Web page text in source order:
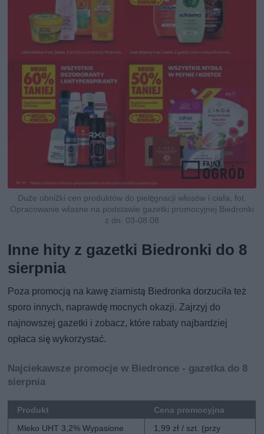
Duże obniżki cen produktów do pielęgnacji włosów i ciała, fot.
Opracowanie własne na podstawie gazetki promocyjnej Biedronki
z dn. 03-08.08
Inne hity z gazetki Biedronki do 8
sierpnia
Poza promocją na kawę ziarnistą Biedronka dorzuciła też
sporo innych, naprawdę mocnych okazji. Zajrzyj do
najnowszej gazetki i zobacz, które rabaty najbardziej
opłaca się wykorzystać.
Najciekawsze promocje w Biedronce - gazetka do 8
sierpnia
Produkt
Cena promocyjna
Mleko UHT 3,2% Wypasione
1,99 zł / szt. (przy